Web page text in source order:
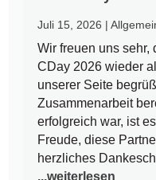
Juli 15, 2026 |
Wir freuen uns sehr,
CDay 2026 wieder
unserer Seite
Zusammenarbeit
erfolgreich war, ist
Freude, diese
herzliches
...weiterlesen